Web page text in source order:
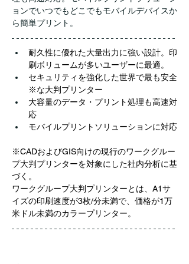
ョンでいつでもどこでもモバイルデバイスか
ら簡単プリント。
耐久性に優れた大量出力に強い設計。印
刷ボリュームが多いユーザーに最適。
セキュリティを強化した世界で最も安全
※な大判プリンター
大容量のデータ・プリント処理も高速対
応
モバイルプリントソリューションに対応
※CADおよびGIS向けの現行のワークグルー
プ大判プリンターを対象にした社内分析に基
づく。
ワークグループ大判プリンターとは、A1サ
イズの印刷速度が3枚/分未満で、価格が1万
米ドル未満のカラープリンター。